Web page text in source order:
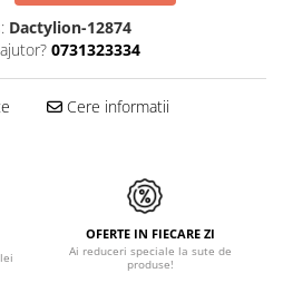
Dactylion-12874
0731323334
Cere informatii
OFERTE IN FIECARE ZI
Ai reduceri speciale la sute de
produse!